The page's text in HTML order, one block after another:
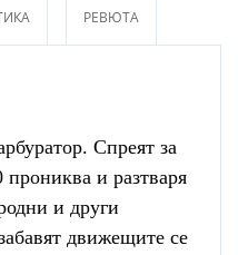
РЕВЮТА
Спреят за
и разтваря
и други
движещите се